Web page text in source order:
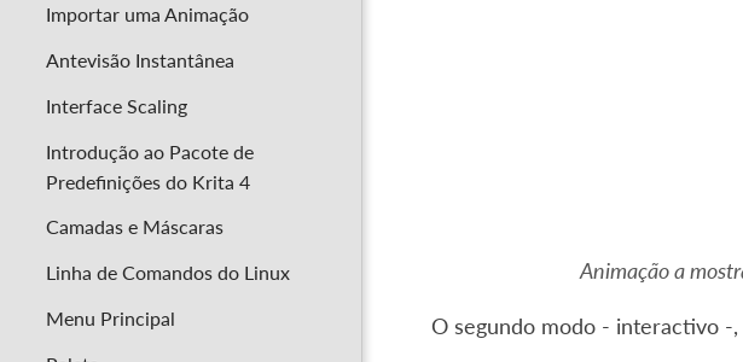
Importar uma Animação
Antevisão Instantânea
Interface Scaling
Introdução ao Pacote de
Predefinições do Krita 4
Camadas e Máscaras
Linha de Comandos do Linux
Menu Principal
Animação a
O segundo modo - interactivo -,